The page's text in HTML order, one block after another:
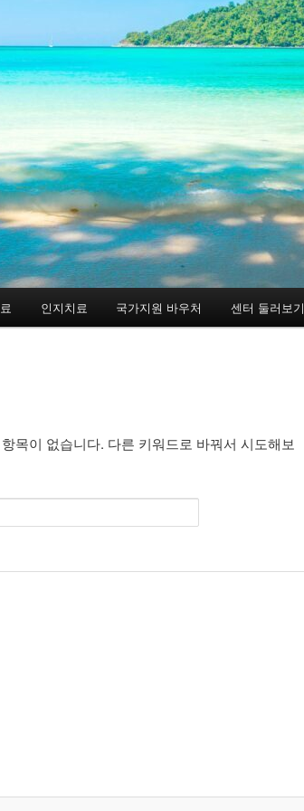
인지치료 국가지원 바우처 센터 둘러보기
목이 없습니다. 다른 키워드로 바꿔서 시도해보